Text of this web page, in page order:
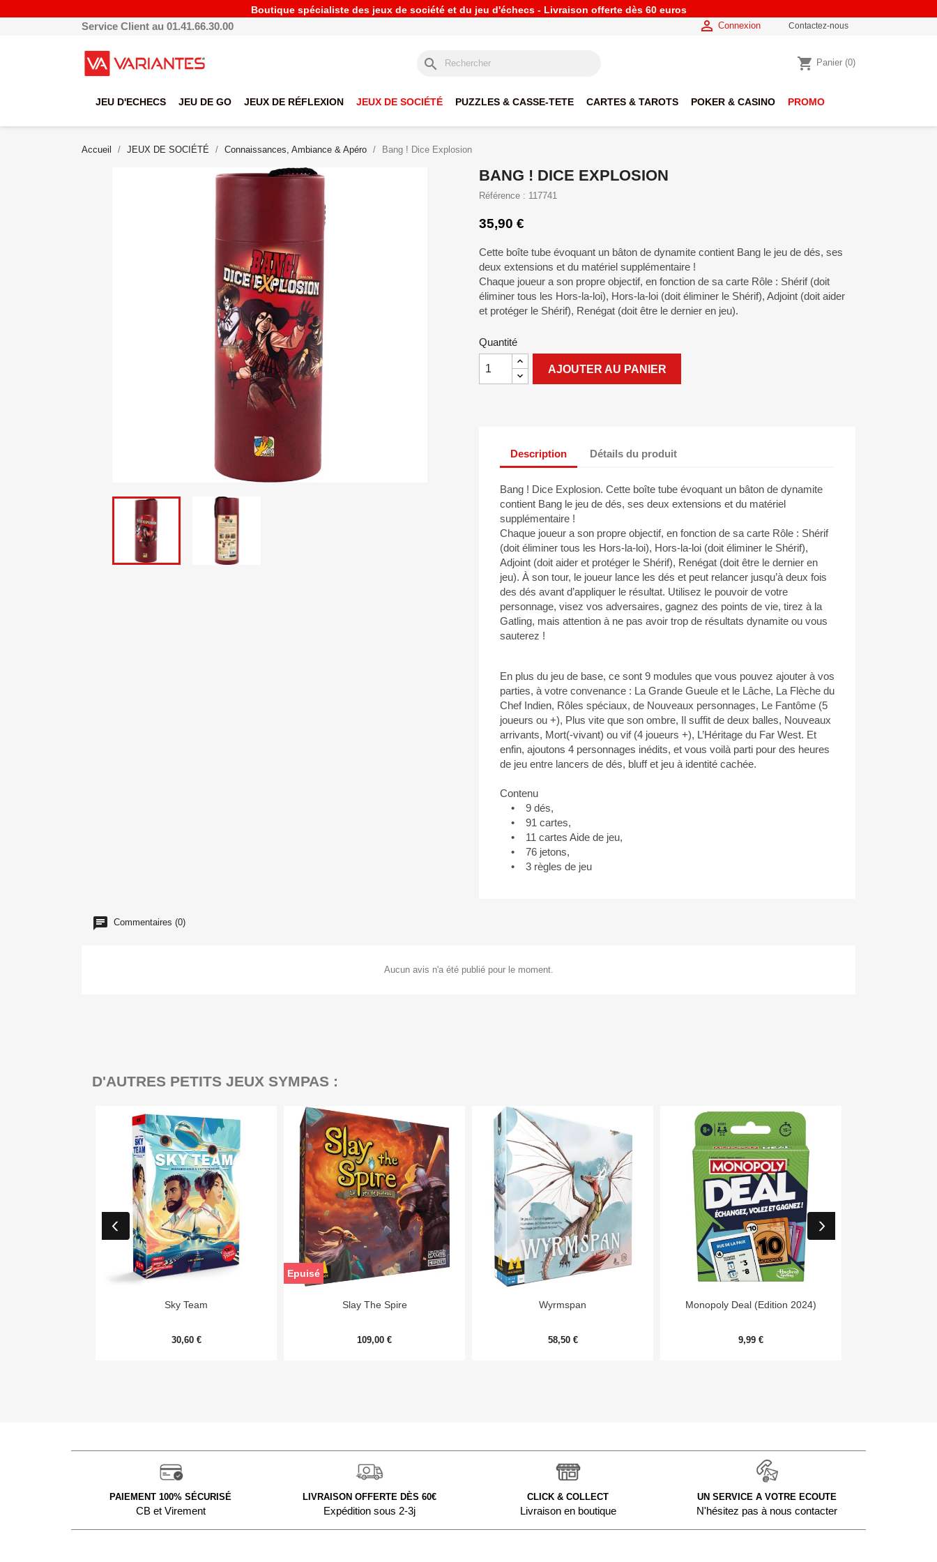
Boutique spécialiste des jeux de société et du jeu d'échecs - Livraison offerte dès 60 euros
Service Client au 01.41.66.30.00  Connexion Contactez-nous
search shopping_cart Panier (0)
JEU D'ECHECS JEU DE GO JEUX DE RÉFLEXION JEUX DE SOCIÉTÉ PUZZLES & CASSE-TETE CARTES & TAROTS POKER & CASINO PROMO
Accueil JEUX DE SOCIÉTÉ Connaissances, Ambiance & Apéro Bang ! Dice Explosion
BANG ! DICE EXPLOSION
Référence : 117741
35,90 €
Cette boîte tube évoquant un bâton de dynamite contient Bang le jeu de dés, ses
deux extensions et du matériel supplémentaire !
Chaque joueur a son propre objectif, en fonction de sa carte Rôle : Shérif (doit
éliminer tous les Hors-la-loi), Hors-la-loi (doit éliminer le Shérif), Adjoint (doit aider
et protéger le Shérif), Renégat (doit être le dernier en jeu).
Quantité
AJOUTER AU PANIER
Description Détails du produit
Bang ! Dice Explosion. Cette boîte tube évoquant un bâton de dynamite
contient Bang le jeu de dés, ses deux extensions et du matériel
supplémentaire !
Chaque joueur a son propre objectif, en fonction de sa carte Rôle : Shérif
(doit éliminer tous les Hors-la-loi), Hors-la-loi (doit éliminer le Shérif),
Adjoint (doit aider et protéger le Shérif), Renégat (doit être le dernier en
jeu). À son tour, le joueur lance les dés et peut relancer jusqu’à deux fois
des dés avant d’appliquer le résultat. Utilisez le pouvoir de votre
personnage, visez vos adversaires, gagnez des points de vie, tirez à la
Gatling, mais attention à ne pas avoir trop de résultats dynamite ou vous
sauterez !
En plus du jeu de base, ce sont 9 modules que vous pouvez ajouter à vos
parties, à votre convenance : La Grande Gueule et le Lâche, La Flèche du
Chef Indien, Rôles spéciaux, de Nouveaux personnages, Le Fantôme (5
joueurs ou +), Plus vite que son ombre, Il suffit de deux balles, Nouveaux
arrivants, Mort(-vivant) ou vif (4 joueurs +), L’Héritage du Far West. Et
enfin, ajoutons 4 personnages inédits, et vous voilà parti pour des heures
de jeu entre lancers de dés, bluff et jeu à identité cachée.
Contenu
• 9 dés,
• 91 cartes,
• 11 cartes Aide de jeu,
• 76 jetons,
• 3 règles de jeu
Commentaires (0)
Aucun avis n'a été publié pour le moment.
D'AUTRES PETITS JEUX SYMPAS :
Aperçu rapide
Sky Team
30,60 €
Aperçu rapide
Slay The Spire
109,00 €
Epuisé
Aperçu rapide
Wyrmspan
58,50 €
Aperçu rapide
Monopoly Deal (Edition 2024)
9,99 €
PAIEMENT 100% SÉCURISÉ
CB et Virement
LIVRAISON OFFERTE DÈS 60€
Expédition sous 2-3j
CLICK & COLLECT
Livraison en boutique
UN SERVICE A VOTRE ECOUTE
N'hésitez pas à nous contacter